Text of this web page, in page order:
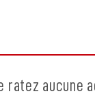
ratez aucune